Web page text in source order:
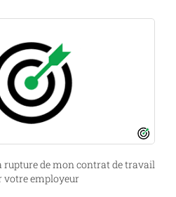
rupture de mon contrat de travail
votre employeur